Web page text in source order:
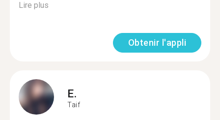
Lire plus
Obtenir l'appli
E.
Taif